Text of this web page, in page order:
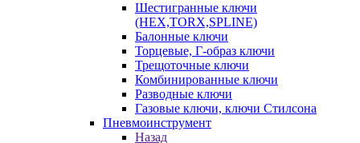
Шестигранные ключи
(HEX,TORX,SPLINE)
Балонные ключи
Торцевые, Г-образ ключи
Трещоточные ключи
Комбинированные ключи
Разводные ключи
Газовые ключи, ключи Стилсона
Пневмоинструмент
Назад